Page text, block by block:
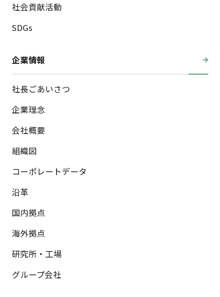
社会貢献活動
SDGs
企業情報
社長ごあいさつ
企業理念
会社概要
組織図
コーポレートデータ
沿革
国内拠点
海外拠点
研究所・工場
グループ会社